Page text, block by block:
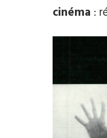
cinéma :